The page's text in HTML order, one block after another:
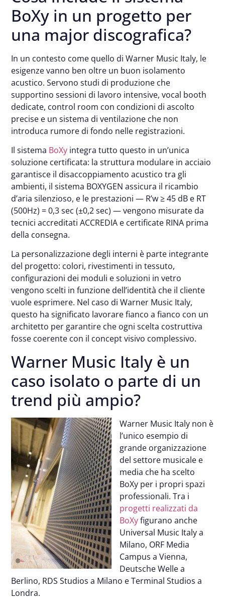
BoXy in un progetto per
una major discografica?
In un contesto come quello di Warner Music Italy, le
esigenze vanno ben oltre un buon isolamento
acustico. Servono studi di produzione che
supportino sessioni di lavoro intensive, vocal booth
dedicate, control room con condizioni di ascolto
precise e un sistema di ventilazione che non
introduca rumore di fondo nelle registrazioni.
Il sistema BoXy integra tutto questo in un’unica
soluzione certificata: la struttura modulare in acciaio
garantisce il disaccoppiamento acustico tra gli
ambienti, il sistema BOXYGEN assicura il ricambio
d’aria silenzioso, e le prestazioni — R’w ≥ 45 dB e RT
(500Hz) = 0,3 sec (±0,2 sec) — vengono misurate da
tecnici accreditati ACCREDIA e certificate RINA prima
della consegna.
La personalizzazione degli interni è parte integrante
del progetto: colori, rivestimenti in tessuto,
configurazioni dei moduli e soluzioni in vetro
vengono scelti in funzione dell’identità che il cliente
vuole esprimere. Nel caso di Warner Music Italy,
questo ha significato lavorare fianco a fianco con un
architetto per garantire che ogni scelta costruttiva
fosse coerente con il concept visivo complessivo.
Warner Music Italy è un
caso isolato o parte di un
trend più ampio?
Warner Music Italy non è
l’unico esempio di
grande organizzazione
del settore musicale e
media che ha scelto
BoXy per i propri spazi
professionali. Tra i
progetti realizzati da
BoXyfigurano anche
Universal Music Italy a
Milano, ORF Media
Campus a Vienna,
Deutsche Welle a
Berlino, RDS Studios a Milano e Terminal Studios a
Londra.